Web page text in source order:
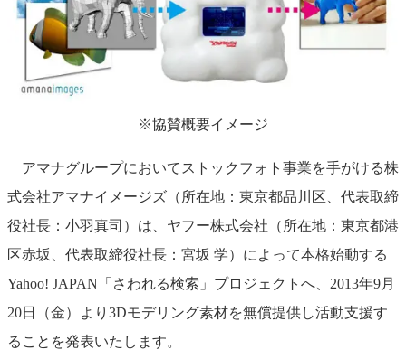
※協賛概要イメージ
アマナグループにおいてストックフォト事業を手がける株
式会社アマナイメージズ（所在地：東京都品川区、代表取締
役社長：小羽真司）は、ヤフー株式会社（所在地：東京都港
区赤坂、代表取締役社長：宮坂 学）によって本格始動する
Yahoo! JAPAN「さわれる検索」プロジェクトへ、2013年9月
20日（金）より3Dモデリング素材を無償提供し活動支援す
ることを発表いたします。